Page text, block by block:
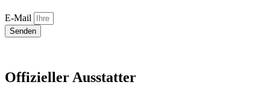
E-Mail
Senden
Offizieller Ausstatter